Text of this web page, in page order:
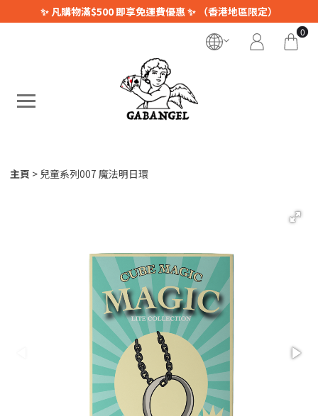
✨ 凡購物滿$500 即享免運費優惠 ✨ （香港地區限定）
0
主頁 兒童系列007 魔法明日環